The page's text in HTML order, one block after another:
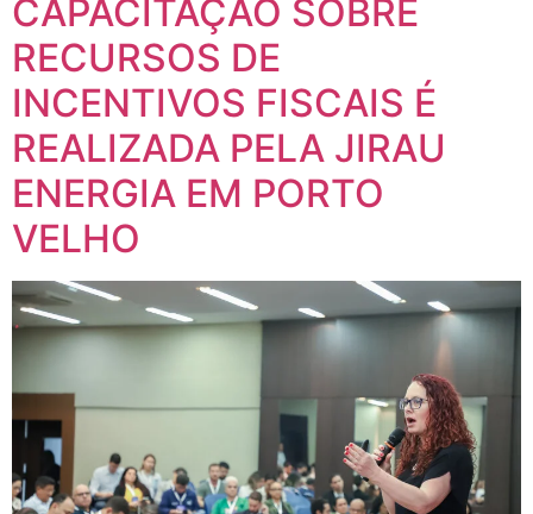
CAPACITAÇÃO SOBRE
RECURSOS DE
INCENTIVOS FISCAIS É
REALIZADA PELA JIRAU
ENERGIA EM PORTO
VELHO